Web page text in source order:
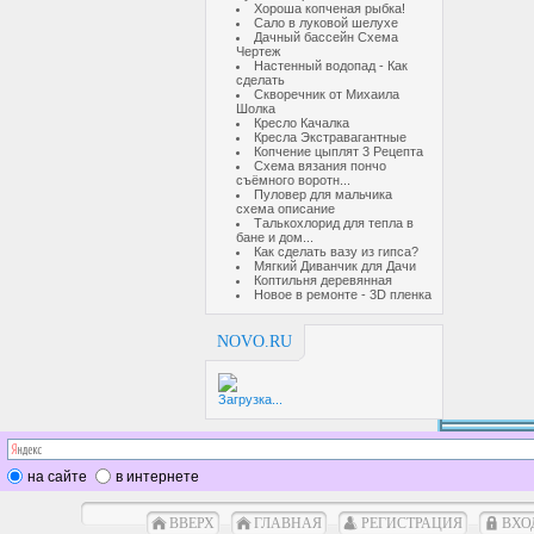
Хороша копченая рыбка!
Сало в луковой шелухе
Дачный бассейн Схема
Чертеж
Настенный водопад - Как
сделать
Скворечник от Михаила
Шолка
Кресло Качалка
Кресла Экстравагантные
Копчение цыплят 3 Рецепта
Схема вязания пончо
съёмного воротн...
Пуловер для мальчика
схема описание
Талькохлорид для тепла в
бане и дом...
Как сделать вазу из гипса?
Мягкий Диванчик для Дачи
Коптильня деревянная
Новое в ремонте - 3D пленка
NOVO.RU
Загрузка...
на сайте в интернете
ВВЕРХ ГЛАВНАЯ РЕГИСТРАЦИЯ